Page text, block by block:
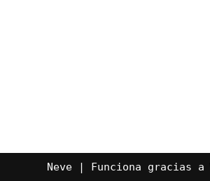
Neve| Funciona gracias a